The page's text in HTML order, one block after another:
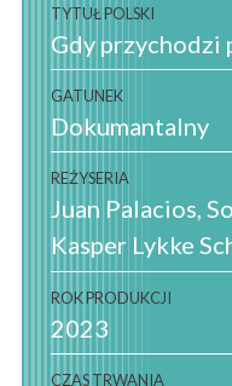
TYTUŁ POLSKI
Gdy przychodzi
GATUNEK
Dokumantalny
REŻYSERIA
Juan Palacios
Kasper Lykke
ROK PRODUKCJI
2023
CZAS TRWANIA